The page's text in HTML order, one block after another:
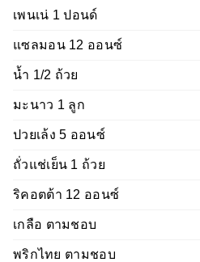
เพนเน่ 1 ปอนด์
แซลมอน 12 ออนซ์
น้ำ 1/2 ถ้วย
มะนาว 1 ลูก
ปวยเล้ง 5 ออนซ์
ถั่วแช่เย็น 1 ถ้วย
ริคอตต้า 12 ออนซ์
เกลือ ตามชอบ
พริกไทย ตามชอบ